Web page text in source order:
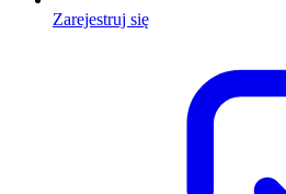
Zarejestruj się